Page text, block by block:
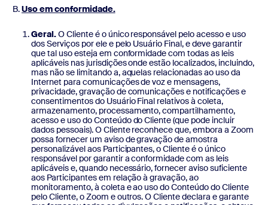
Uso em conformidade.
Geral.O Cliente é o único responsável pelo acesso e uso
dos Serviços por ele e pelo Usuário Final, e deve garantir
que tal uso esteja em conformidade com todas as leis
aplicáveis nas jurisdições onde estão localizados, incluindo,
mas não se limitando a, aquelas relacionadas ao uso da
Internet para comunicações de voz e mensagens,
privacidade, gravação de comunicações e notificações e
consentimentos do Usuário Final relativos à coleta,
armazenamento, processamento, compartilhamento,
acesso e uso do Conteúdo do Cliente (que pode incluir
dados pessoais). O Cliente reconhece que, embora a Zoom
possa fornecer um aviso de gravação de amostra
personalizável aos Participantes, o Cliente é o único
responsável por garantir a conformidade com as leis
aplicáveis e, quando necessário, fornecer aviso suficiente
aos Participantes em relação à gravação, ao
monitoramento, à coleta e ao uso do Conteúdo do Cliente
pelo Cliente, o Zoom e outros. O Cliente declara e garante